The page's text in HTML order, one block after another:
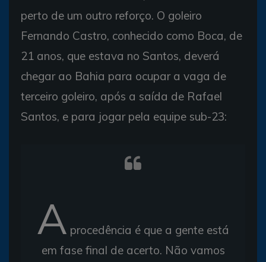
perto de um outro reforço. O goleiro
Fernando Castro, conhecido como Boca, de
21 anos, que estava no Santos, deverá
chegar ao Bahia para ocupar a vaga de
terceiro goleiro, após a saída de Rafael
Santos, e para jogar pela equipe sub-23:
A procedência é que a gente está
em fase final de acerto. Não vamos